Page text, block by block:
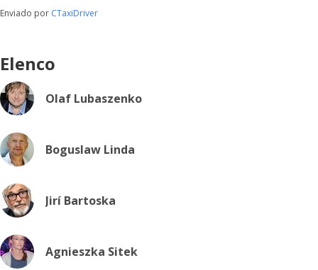
Enviado por CTaxiDriver
Elenco
Olaf Lubaszenko
Boguslaw Linda
Jirí Bartoska
Agnieszka Sitek